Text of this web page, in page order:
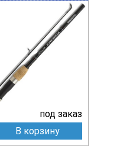
под заказ
В корзину